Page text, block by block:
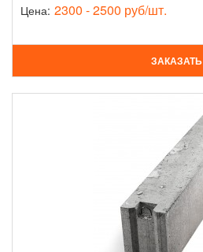
Цена: 2300 - 2500 руб/шт.
ЗАКАЗАТЬ